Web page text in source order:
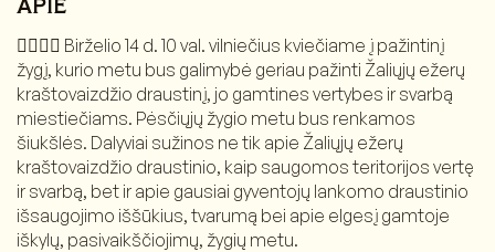
APIE
🚶‍♀️🚶‍♂️ Birželio 14 d. 10 val. vilniečius kviečiame į pažintinį
žygį, kurio metu bus galimybė geriau pažinti Žaliųjų ežerų
kraštovaizdžio draustinį, jo gamtines vertybes ir svarbą
miestiečiams. Pėsčiųjų žygio metu bus renkamos
šiukšlės. Dalyviai sužinos ne tik apie Žaliųjų ežerų
kraštovaizdžio draustinio, kaip saugomos teritorijos vertę
ir svarbą, bet ir apie gausiai gyventojų lankomo draustinio
išsaugojimo iššūkius, tvarumą bei apie elgesį gamtoje
iškylų, pasivaikščiojimų, žygių metu.